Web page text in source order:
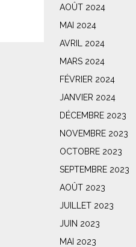
AOÛT 2024
MAI 2024
AVRIL 2024
MARS 2024
FÉVRIER 2024
JANVIER 2024
DÉCEMBRE 2023
NOVEMBRE 2023
OCTOBRE 2023
SEPTEMBRE 2023
AOÛT 2023
JUILLET 2023
JUIN 2023
MAI 2023